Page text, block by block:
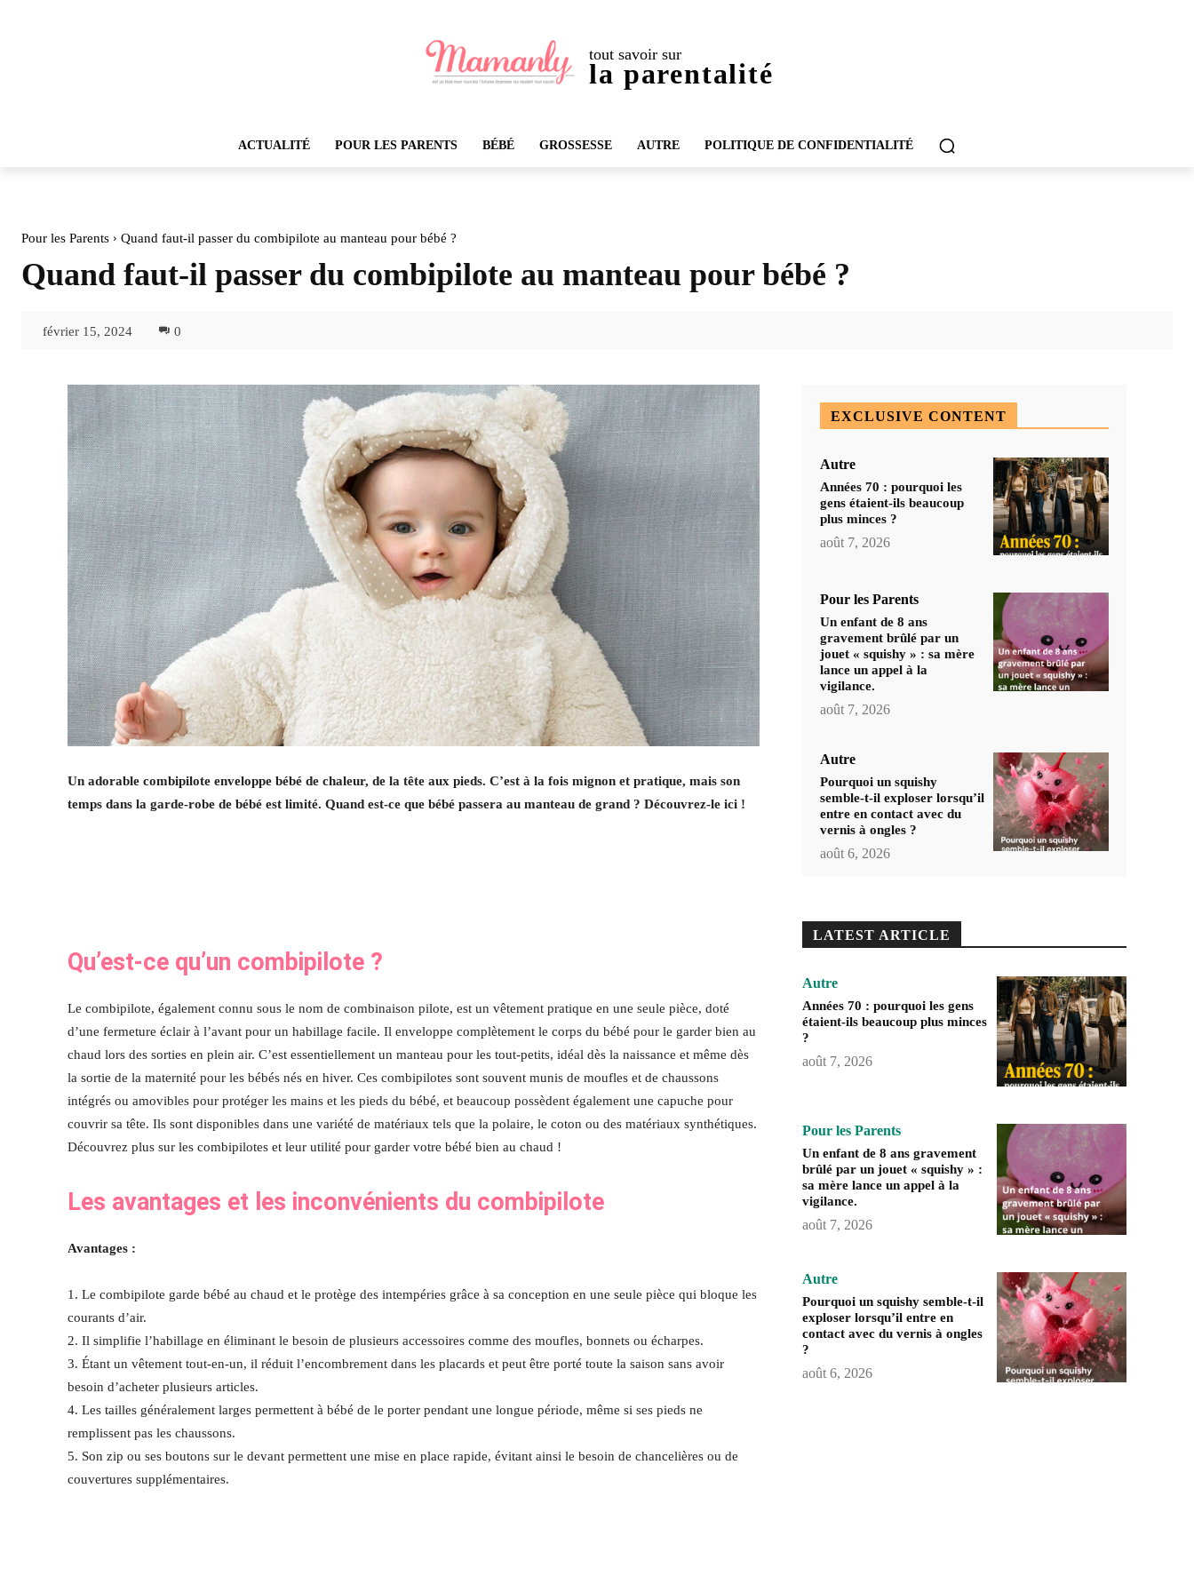
tout savoir sur
la parentalité
ACTUALITÉ POUR LES PARENTS BÉBÉ GROSSESSE AUTRE POLITIQUE DE CONFIDENTIALITÉ
Pour les Parents Quand faut-il passer du combipilote au manteau pour bébé ?
Quand faut-il passer du combipilote au manteau pour bébé ?
février 15, 2024 0
Un adorable combipilote enveloppe bébé de chaleur, de la tête aux pieds. C’est à la fois mignon et pratique, mais son
temps dans la garde-robe de bébé est limité. Quand est-ce que bébé passera au manteau de grand ? Découvrez-le ici !
Qu’est-ce qu’un combipilote ?
Le combipilote, également connu sous le nom de combinaison pilote, est un vêtement pratique en une seule pièce, doté
d’une fermeture éclair à l’avant pour un habillage facile. Il enveloppe complètement le corps du bébé pour le garder bien au
chaud lors des sorties en plein air. C’est essentiellement un manteau pour les tout-petits, idéal dès la naissance et même dès
la sortie de la maternité pour les bébés nés en hiver. Ces combipilotes sont souvent munis de moufles et de chaussons
intégrés ou amovibles pour protéger les mains et les pieds du bébé, et beaucoup possèdent également une capuche pour
couvrir sa tête. Ils sont disponibles dans une variété de matériaux tels que la polaire, le coton ou des matériaux synthétiques.
Découvrez plus sur les combipilotes et leur utilité pour garder votre bébé bien au chaud !
Les avantages et les inconvénients du combipilote
Avantages :
1. Le combipilote garde bébé au chaud et le protège des intempéries grâce à sa conception en une seule pièce qui bloque les
courants d’air.
2. Il simplifie l’habillage en éliminant le besoin de plusieurs accessoires comme des moufles, bonnets ou écharpes.
3. Étant un vêtement tout-en-un, il réduit l’encombrement dans les placards et peut être porté toute la saison sans avoir
besoin d’acheter plusieurs articles.
4. Les tailles généralement larges permettent à bébé de le porter pendant une longue période, même si ses pieds ne
remplissent pas les chaussons.
5. Son zip ou ses boutons sur le devant permettent une mise en place rapide, évitant ainsi le besoin de chancelières ou de
couvertures supplémentaires.
EXCLUSIVE CONTENT
Autre
Années 70 : pourquoi les
gens étaient-ils beaucoup
plus minces ?
août 7, 2026
Pour les Parents
Un enfant de 8 ans
gravement brûlé par un
jouet « squishy » : sa mère
lance un appel à la
vigilance.
août 7, 2026
Autre
Pourquoi un squishy
semble-t-il exploser lorsqu’il
entre en contact avec du
vernis à ongles ?
août 6, 2026
LATEST ARTICLE
Autre
Années 70 : pourquoi les gens
étaient-ils beaucoup plus minces
?
août 7, 2026
Pour les Parents
Un enfant de 8 ans gravement
brûlé par un jouet « squishy » :
sa mère lance un appel à la
vigilance.
août 7, 2026
Autre
Pourquoi un squishy semble-t-il
exploser lorsqu’il entre en
contact avec du vernis à ongles
?
août 6, 2026